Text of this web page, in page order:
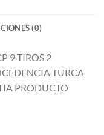
(0)
9 TIROS 2
TURCA
PRODUCTO